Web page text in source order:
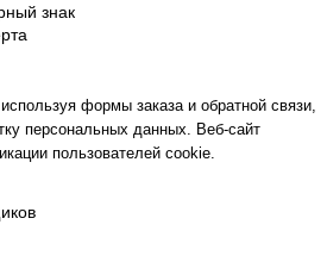
знак
формы заказа и обратной связи,
персональных данных. Веб-сайт
пользователей cookie.